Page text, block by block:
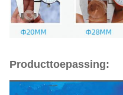
Producttoepassing: